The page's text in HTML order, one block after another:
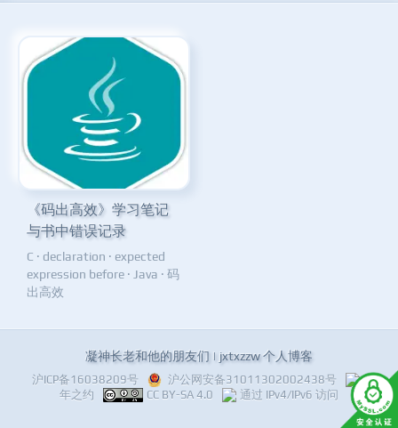
《码出高效》学习笔记
与书中错误记录
C · declaration · expected
expression before · Java · 码
出高效
凝神长老和他的朋友们 | jxtxzzw 个人博客
沪ICP备16038209号 沪公网安备31011302002438号
十
年之约
CC BY-SA 4.0 通过 IPv4/IPv6 访问